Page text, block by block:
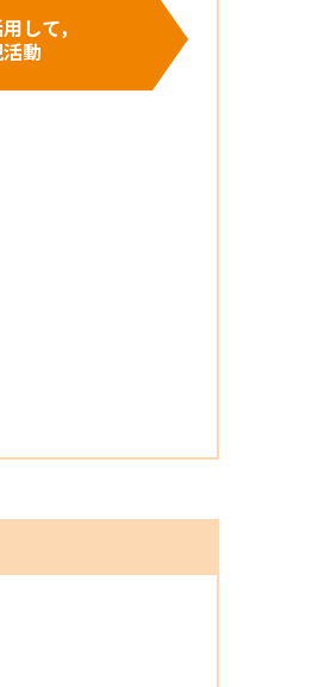
して，
動